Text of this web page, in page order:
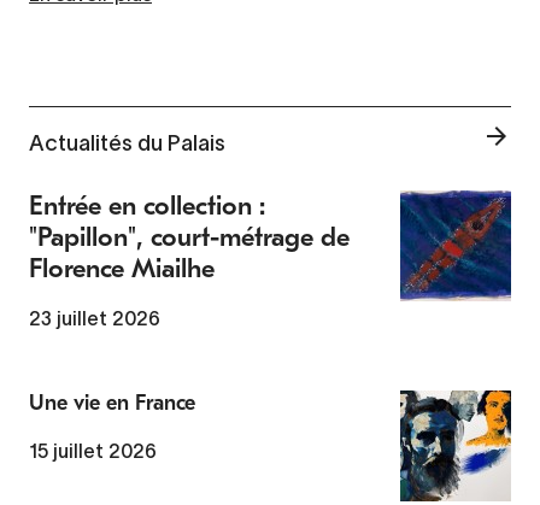
Actualités du Palais
Entrée en collection :
"Papillon", court-métrage de
Florence Miailhe
23 juillet 2026
Une vie en France
15 juillet 2026